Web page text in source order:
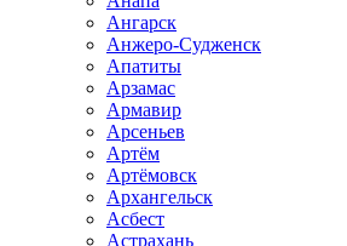
Ангарск
Анжеро-Судженск
Апатиты
Арзамас
Армавир
Арсеньев
Артём
Артёмовск
Архангельск
Асбест
Астрахань